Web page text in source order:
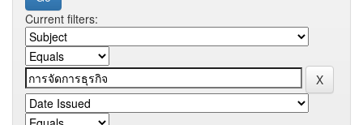
Current filters: